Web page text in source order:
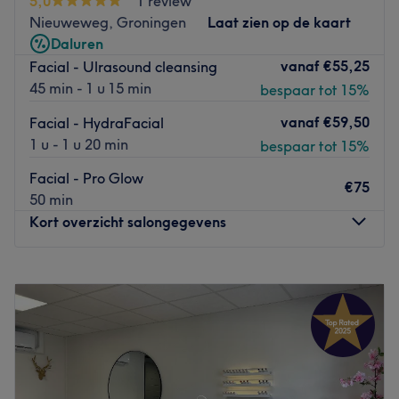
Het team:
Schoonheidsspecialiste Oksana is allround, en super in
pedicures en manicures.
Wat we leuk vinden aan de salon:
Sfeer: Een ontspannen sfeer.
Gespecialiseerd in: Russische manicure en pedicure.
Merken en producten: Nagellak: O.P.I. Gellak: Luxio.
in Oostenrijk, en een academische studie geneeskunde in
Rusland.
Go to venue
Nieuweweg, Groningen
Laat zien op de kaart
Daluren
Facial - Ulrasound cleansing
45 min - 1 u 15 min
vanaf €55,25
bespaar tot 15%
Facial - HydraFacial
1 u - 1 u 20 min
vanaf €59,50
bespaar tot 15%
Facial - Pro Glow
50 min
€75
Kort overzicht salongegevens
17:00
Gesloten
Donderdag
Gesloten
Vrijdag
Gesloten
Zaterdag
Gesloten